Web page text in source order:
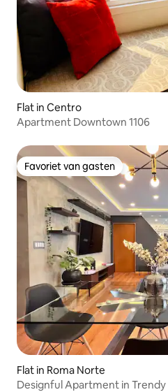
Flat in Centro
Apartment Downtown 1106
Favoriet van gasten
Favoriet van gasten
Flat in Roma Norte